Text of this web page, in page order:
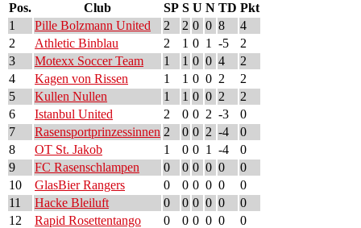
Pos. Club SP S U N TD Pkt
1
Pille Bolzmann United 2 2 0 0 8
4
2
Athletic Binblau 2 1 0 1 -5
2
3
Motexx Soccer Team 1 1 0 0 4
2
4
Kagen von Rissen 1 1 0 0 2
2
5
Kullen Nullen 1 1 0 0 2
2
6
Istanbul United 2 0 0 2 -3
0
7
Rasensportprinzessinnen 2 0 0 2 -4
0
8
OT St. Jakob 1 0 0 1 -4
0
9
FC Rasenschlampen 0 0 0 0 0
0
10
GlasBier Rangers 0 0 0 0 0
0
11
Hacke Bleiluft 0 0 0 0 0
0
12
Rapid Rosettentango 0 0 0 0 0
0